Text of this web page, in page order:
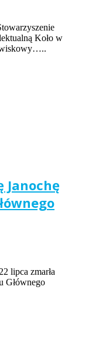
Koło w
Janochę
lipca zmarła
Głównego